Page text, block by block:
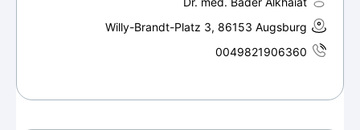
Willy-Brandt-Platz 3, 86153 Augsburg
0049821906360